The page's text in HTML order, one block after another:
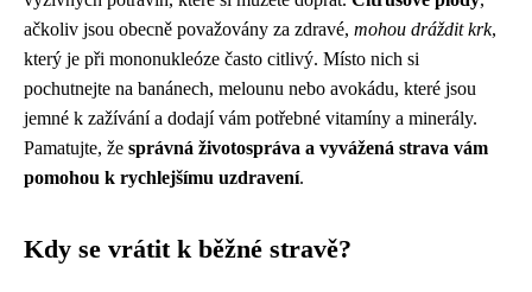
ačkoliv jsou obecně považovány za zdravé, mohou dráždit krk,
který je při mononukleóze často citlivý. Místo nich si
pochutnejte na banánech, melounu nebo avokádu, které jsou
jemné k zažívání a dodají vám potřebné vitamíny a minerály.
Pamatujte, že správná životospráva a vyvážená strava vám
pomohou k rychlejšímu uzdravení.
Kdy se vrátit k běžné stravě?